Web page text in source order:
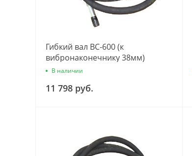
Гибкий вал ВС-600 (к
вибронаконечнику 38мм)
В наличии
11 798 руб.